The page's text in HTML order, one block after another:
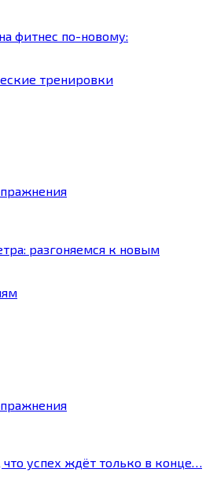
фитнес по-новому:
тренировки
разгоняемся к новым
что успех ждёт только в конце…